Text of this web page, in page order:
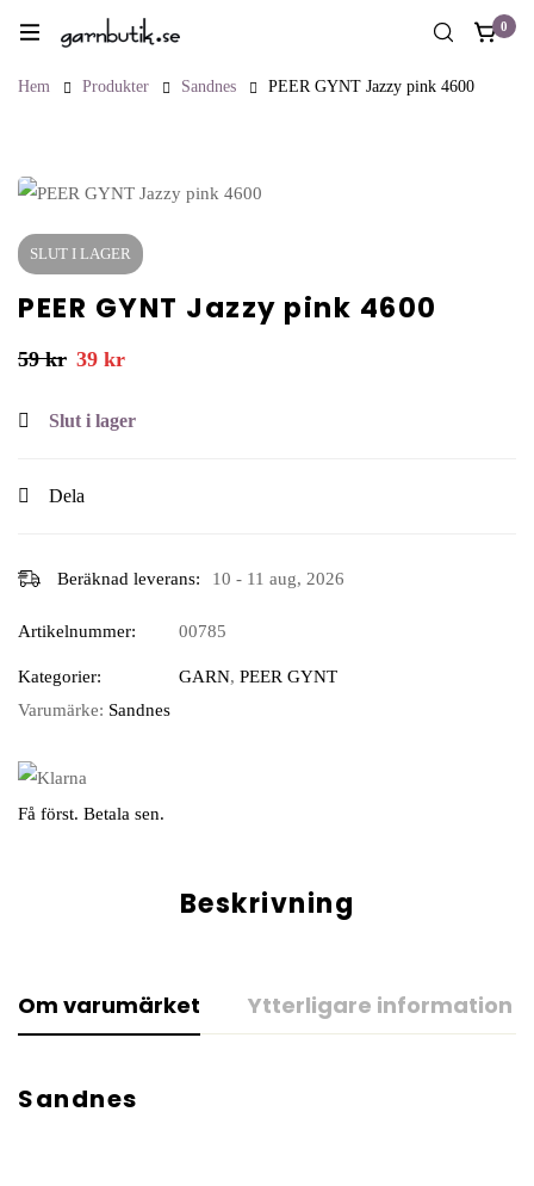
0
Hem Produkter Sandnes PEER GYNT Jazzy pink 4600
SLUT I LAGER
PEER GYNT Jazzy pink 4600
59kr 39 kr
Slut i lager
Dela
Beräknad leverans: 10 - 11 aug, 2026
Artikelnummer: 00785
Kategorier: GARN, PEER GYNT
Varumärke: Sandnes
Få först. Betala sen.
Beskrivning
Om varumärket Ytterligare information
Sandnes